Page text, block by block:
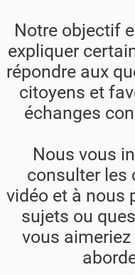
Notre objectif
expliquer
répondre aux
citoyens et
échanges
Nous vous
consulter les
vidéo et à nous
sujets ou
vous